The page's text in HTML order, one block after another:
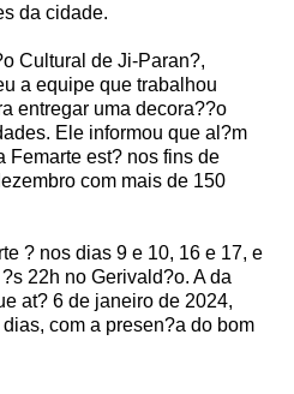
da cidade.
Cultural de Ji-Paran?,
a equipe que trabalhou
entregar uma decora??o
Ele informou que al?m
Femarte est? nos fins de
com mais de 150
? nos dias 9 e 10, 16 e 17, e
22h no Gerivald?o. A da
at? 6 de janeiro de 2024,
com a presen?a do bom